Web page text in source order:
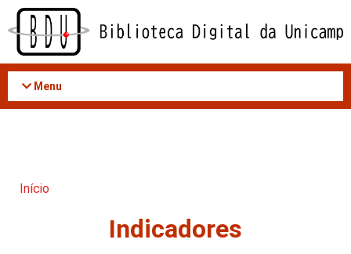
Acessar
conteúdo
Menu
Início
Indicadores